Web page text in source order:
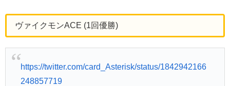
ヴァイクモンACE (1回優勝)
https://twitter.com/card_Asterisk/status/1842942166
248857719